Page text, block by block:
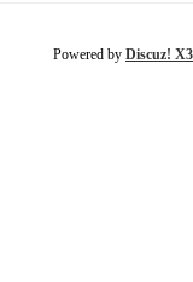
Powered by Discuz!